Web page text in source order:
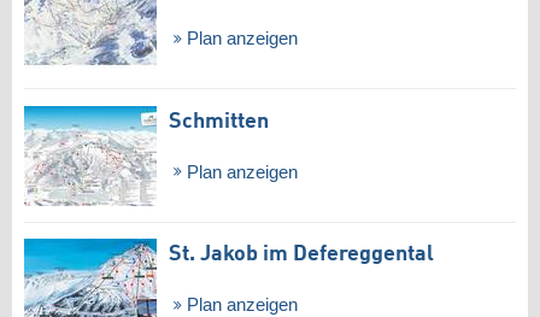
Plan anzeigen
Schmitten
Plan anzeigen
St. Jakob im Defereggental
Plan anzeigen